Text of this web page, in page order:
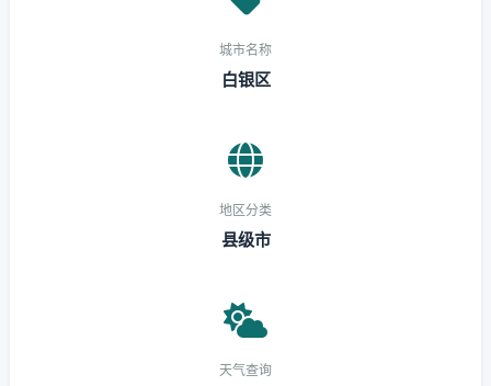
城市名称
白银区
地区分类
县级市
天气查询